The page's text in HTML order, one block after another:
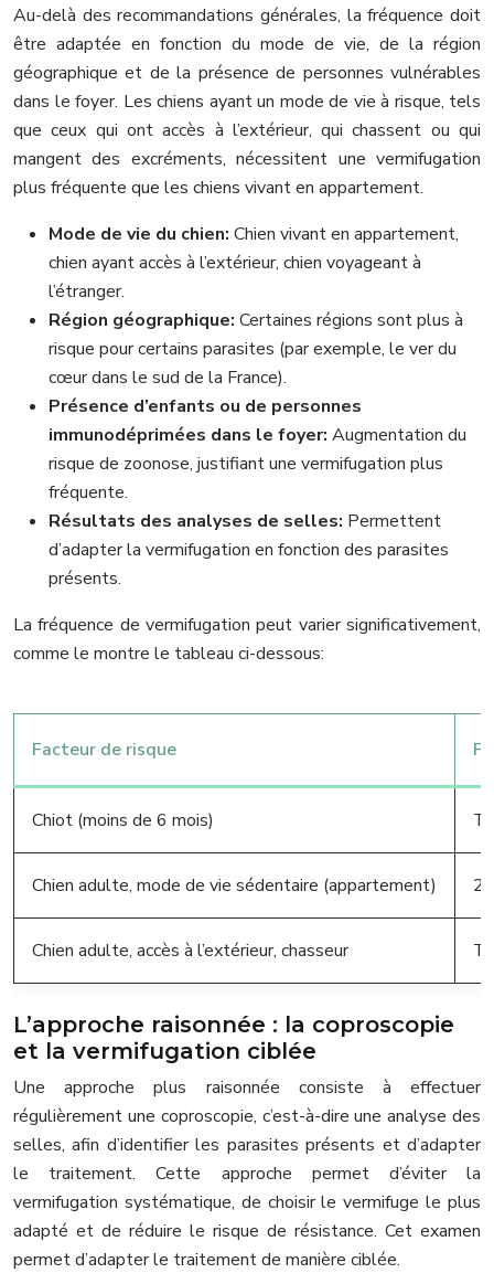
Au-delà des recommandations générales, la fréquence doit
être adaptée en fonction du mode de vie, de la région
géographique et de la présence de personnes vulnérables
dans le foyer. Les chiens ayant un mode de vie à risque, tels
que ceux qui ont accès à l’extérieur, qui chassent ou qui
mangent des excréments, nécessitent une vermifugation
plus fréquente que les chiens vivant en appartement.
Mode de vie du chien: Chien vivant en appartement,
chien ayant accès à l’extérieur, chien voyageant à
l’étranger.
Région géographique: Certaines régions sont plus à
risque pour certains parasites (par exemple, le ver du
cœur dans le sud de la France).
Présence d’enfants ou de personnes
immunodéprimées dans le foyer: Augmentation du
risque de zoonose, justifiant une vermifugation plus
fréquente.
Résultats des analyses de selles: Permettent
d’adapter la vermifugation en fonction des parasites
présents.
La fréquence de vermifugation peut varier significativement,
comme le montre le tableau ci-dessous:
Facteur de risque
Chiot (moins de 6 mois)
Chien adulte, mode de vie sédentaire (appartement) 2
Chien adulte, accès à l’extérieur, chasseur
L’approche raisonnée : la coproscopie
et la vermifugation ciblée
Une approche plus raisonnée consiste à effectuer
régulièrement une coproscopie, c’est-à-dire une analyse des
selles, afin d’identifier les parasites présents et d’adapter
le traitement. Cette approche permet d’éviter la
vermifugation systématique, de choisir le vermifuge le plus
adapté et de réduire le risque de résistance. Cet examen
permet d’adapter le traitement de manière ciblée.